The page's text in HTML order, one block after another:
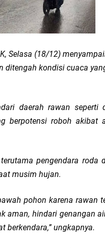
Sisir Wilayah Cakranegara
Selasa (18/12)
ditengah kondisi cuaca
daerah rawan seperti
berpotensi roboh akibat
pengendara roda
musim hujan.
pohon karena rawan
aman, hindari genangan
ungkapnya.